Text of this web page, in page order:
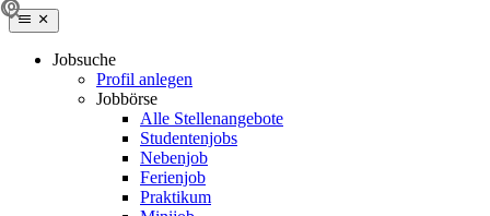
Jobsuche
Profil anlegen
Jobbörse
Alle Stellenangebote
Studentenjobs
Nebenjob
Ferienjob
Praktikum